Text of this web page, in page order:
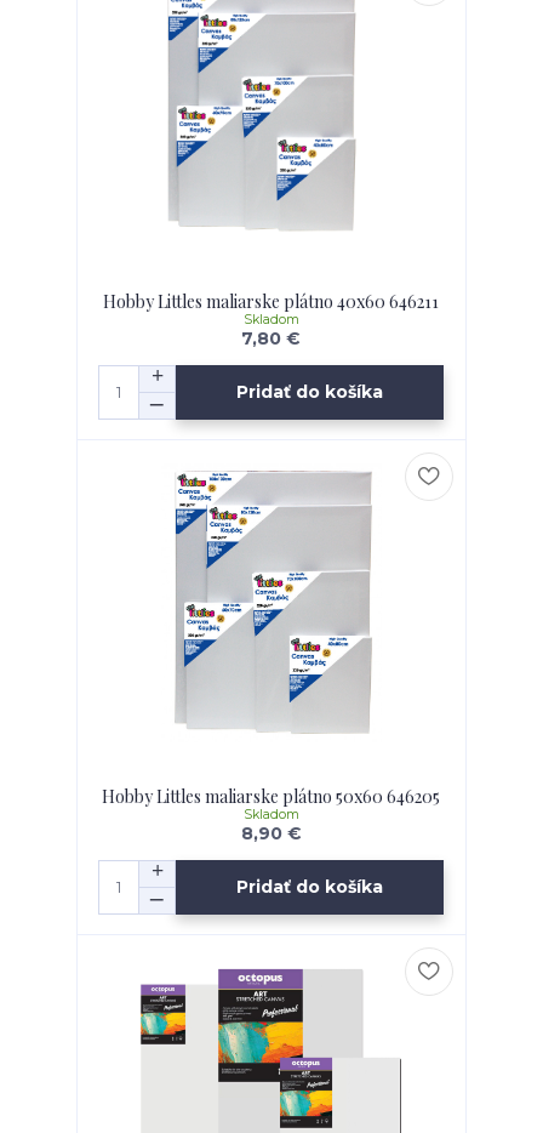
Hobby Littles maliarske plátno 40x60 646211
7,80 €
Skladom
Pridať do košíka
Hobby Littles maliarske plátno 50x60 646205
8,90 €
Skladom
Pridať do košíka